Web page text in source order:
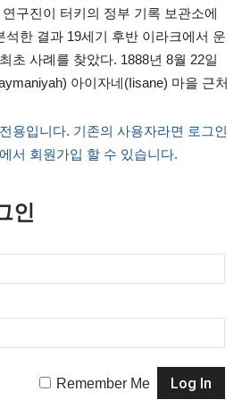
구진이 터키의 정부 기록 보관소에
석한 결과 19세기 후반 이라크에서 운
초 사례를 찾았다. 1888년 8월 22일
아이자네(Iisane) 마을 근처
용입니다. 기존의 사용자라면 로그인
서 회원가입 할 수 있습니다.
인
Remember Me